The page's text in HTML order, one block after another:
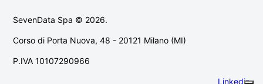
SevenData Spa © 2026.
Corso di Porta Nuova, 48 - 20121 Milano (MI)
P.IVA 10107290966
Linkedin